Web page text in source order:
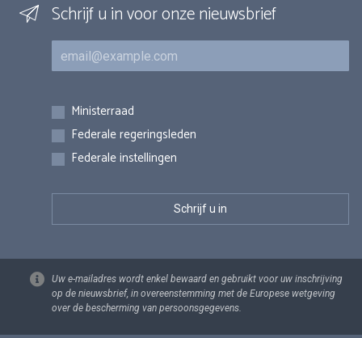
Schrijf u in voor onze nieuwsbrief
E-mail
Inschrijvingen
Ministerraad
Federale regeringsleden
Federale instellingen
Uw e-mailadres wordt enkel bewaard en gebruikt voor uw inschrijving
op de nieuwsbrief, in overeenstemming met de Europese wetgeving
over de bescherming van persoonsgegevens.